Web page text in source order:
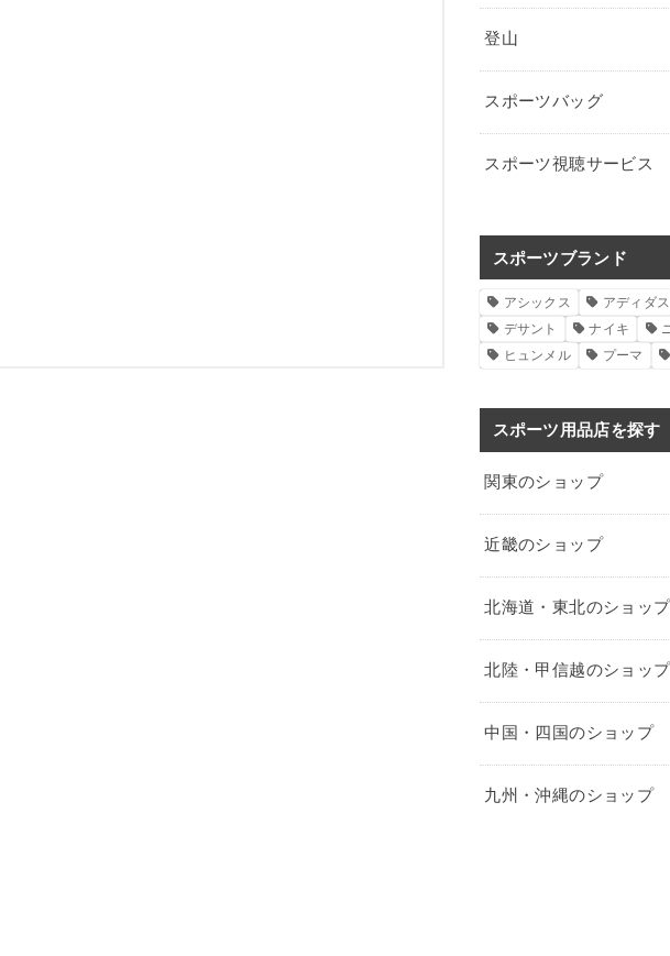
登山
スポーツバッグ
スポーツ視聴サービス
スポーツブランド
アシックス アディダス
デサント
ナイキ
ヒュンメル
プーマ
スポーツ用品店を探す
関東のショップ
近畿のショップ
北海道・東北のショップ
北陸・甲信越のショップ
中国・四国のショップ
九州・沖縄のショップ